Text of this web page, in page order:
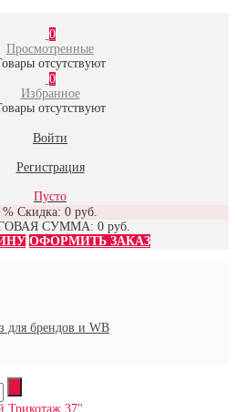
0
Просмотренные
отсутствуют
0
Избранное
отсутствуют
Войти
Регистрация
Пусто
% Скидка: 0 руб.
СУММА: 0 руб.
ОФОРМИТЬ ЗАКАЗ
для брендов и WB